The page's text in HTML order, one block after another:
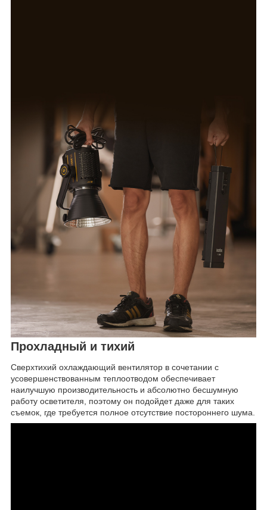
Прохладный и тихий
Сверхтихий охлаждающий вентилятор в сочетании с
усовершенствованным теплоотводом обеспечивает
наилучшую производительность и абсолютно бесшумную
работу осветителя, поэтому он подойдет даже для таких
съемок, где требуется полное отсутствие постороннего шума.